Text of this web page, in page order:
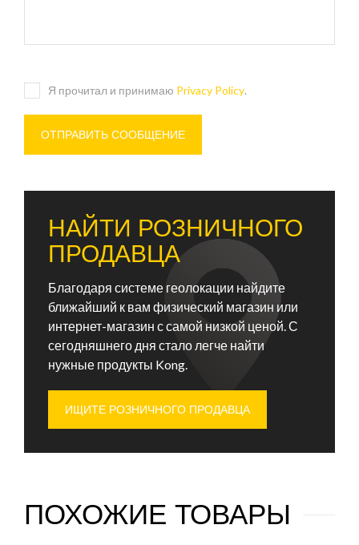
Я прочитал и принимаю Privacy Policy.
НАЙТИ РОЗНИЧНОГО
ПРОДАВЦА
Благодаря системе геолокации найдите
ближайший к вам физический магазин или
интернет-магазин с самой низкой ценой. С
сегодняшнего дня стало легче найти
нужные продукты Kong.
ИЩИТЕ РОЗНИЧНОГО ПРОДАВЦА
ПОХОЖИЕ ТОВАРЫ